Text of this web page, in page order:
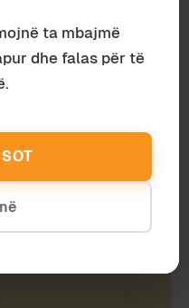
ta mbajmë
dhe falas për të